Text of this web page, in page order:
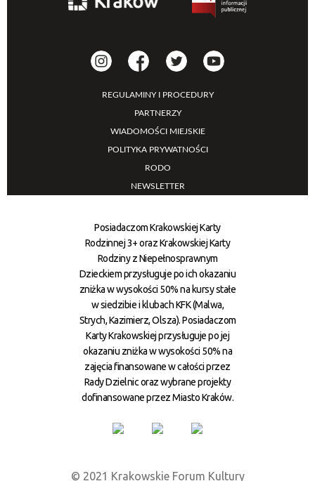
REGULAMINY I PROCEDURY
PARTNERZY
WIADOMOŚCI MIEJSKIE
POLITYKA PRYWATNOŚCI
RODO
NEWSLETTER
Posiadaczom Krakowskiej Karty
Rodzinnej 3+ oraz Krakowskiej Karty
Rodziny z Niepełnosprawnym
Dzieckiem przysługuje po ich okazaniu
zniżka w wysokości 50% na kursy stałe
w siedzibie i klubach KFK (Malwa,
Strych, Kazimierz, Olsza). Posiadaczom
Karty Krakowskiej przysługuje po jej
okazaniu zniżka w wysokości 50% na
zajęcia finansowane w całości przez
Rady Dzielnic oraz wybrane projekty
dofinansowane przez Miasto Kraków.
© 2021 Krakowskie Forum Kultury